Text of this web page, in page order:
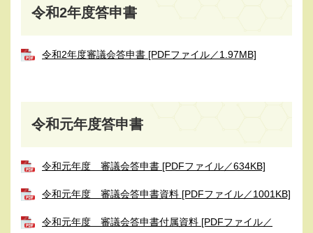
令和2年度答申書
令和2年度審議会答申書 [PDFファイル／1.97MB]
令和元年度答申書
令和元年度 審議会答申書 [PDFファイル／634KB]
令和元年度 審議会答申書資料 [PDFファイル／1001KB]
令和元年度 審議会答申書付属資料 [PDFファイル／